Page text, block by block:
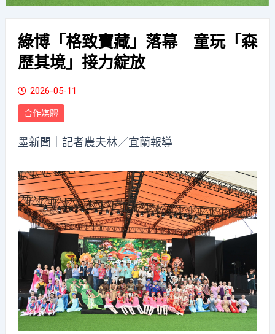
綠博「格致寶藏」落幕 童玩「森
歷其境」接力綻放
2026-05-11
合作媒體
墨新聞 ｜記者農夫林／宜蘭報導